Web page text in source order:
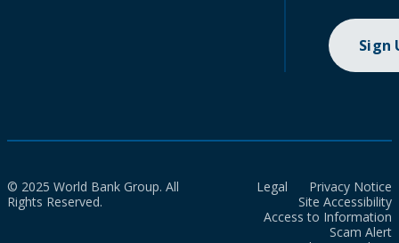
Sign
© 2025 World Bank Group. All
Rights Reserved.
Legal
Privacy Notice
Site Accessibility
Access to Information
Scam Alert